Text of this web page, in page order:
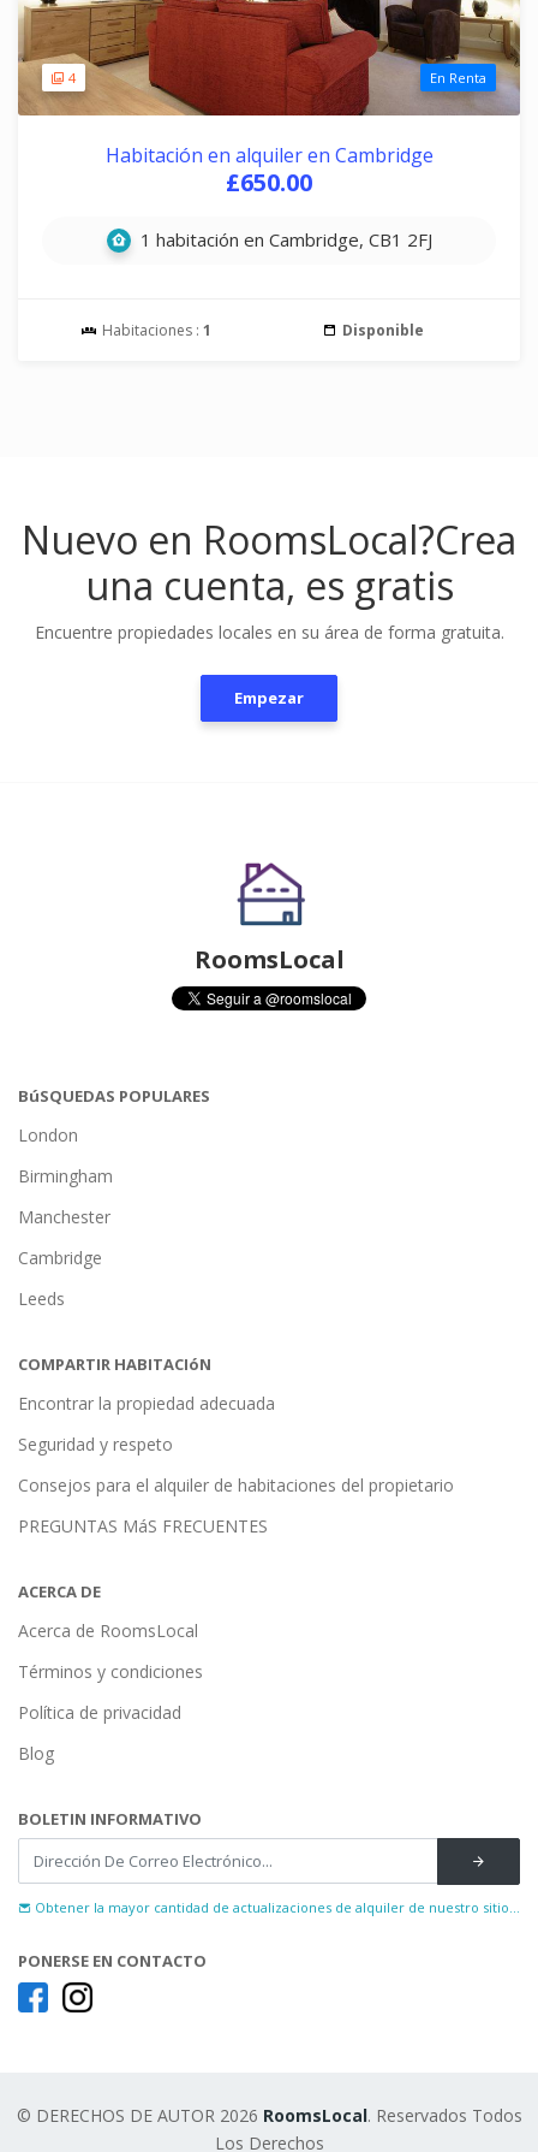
4 En Renta
Habitación en alquiler en Cambridge
£650.00
1 habitación en Cambridge, CB1 2FJ
Habitaciones : 1 Disponible
Nuevo en RoomsLocal?Crea
una cuenta, es gratis
Encuentre propiedades locales en su área de forma gratuita.
Empezar
RoomsLocal
BúSQUEDAS POPULARES
London
Birmingham
Manchester
Cambridge
Leeds
COMPARTIR HABITACIóN
Encontrar la propiedad adecuada
Seguridad y respeto
Consejos para el alquiler de habitaciones del propietario
PREGUNTAS MáS FRECUENTES
ACERCA DE
Acerca de RoomsLocal
Términos y condiciones
Política de privacidad
Blog
BOLETIN INFORMATIVO
Obtener la mayor cantidad de actualizaciones de alquiler de nuestro sitio...
PONERSE EN CONTACTO
© DERECHOS DE AUTOR 2026 RoomsLocal. Reservados Todos
Los Derechos